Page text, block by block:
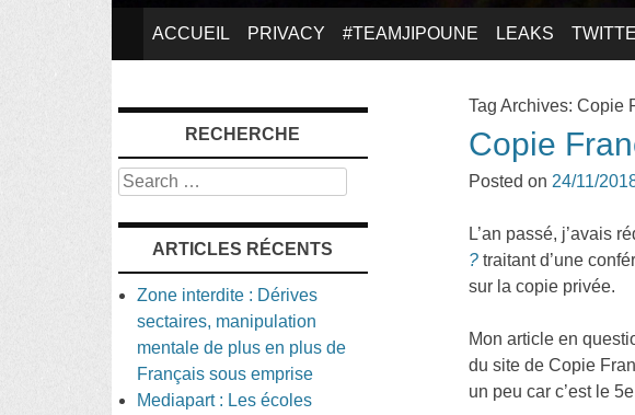
SKIP
CONTENT
ACCUEIL PRIVACY #TEAMJIPOUNE LEAKS
Tag Archives:Copie
Copie
Posted on 24/11/
L’an passé, j’avais
? traitant d’une
sur la copie privée.
Mon article en
du site de Copie
un peu car c’est le
RECHERCHE
Search
ARTICLES RÉCENTS
Zone interdite : Dérives
sectaires, manipulation
mentale de plus en plus de
Français sous emprise
Mediapart : Les écoles